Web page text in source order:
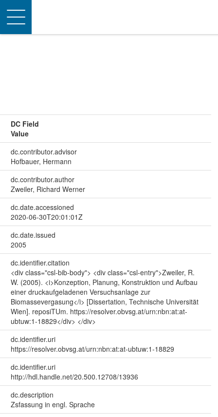
Toggle
navigation
DC Field
Value
dc.contributor.advisor
Hofbauer, Hermann
dc.contributor.author
Zweiler, Richard Werner
dc.date.accessioned
2020-06-30T20:01:01Z
dc.date.issued
2005
dc.identifier.citation
<div class="csl-bib-body"> <div class="csl-entry">Zweiler, R.
W. (2005). <i>Konzeption, Planung, Konstruktion und Aufbau
einer druckaufgeladenen Versuchsanlage zur
Biomassevergasung</i> [Dissertation, Technische Universität
Wien]. reposiTUm. https://resolver.obvsg.at/urn:nbn:at:at-
ubtuw:1-18829</div> </div>
dc.identifier.uri
https://resolver.obvsg.at/urn:nbn:at:at-ubtuw:1-18829
dc.identifier.uri
http://hdl.handle.net/20.500.12708/13936
dc.description
Zsfassung in engl. Sprache